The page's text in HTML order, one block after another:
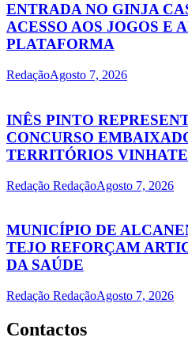
ENTRADA NO GINJA
ACESSO AOS JOGOS E
PLATAFORMA
RedaçãoAgosto 7, 2026
INÊS PINTO
CONCURSO
TERRITÓRIOS
Redação RedaçãoAgosto 7, 2026
MUNICÍPIO DE
TEJO REFORÇAM
DA SAÚDE
Redação RedaçãoAgosto 7, 2026
Contactos